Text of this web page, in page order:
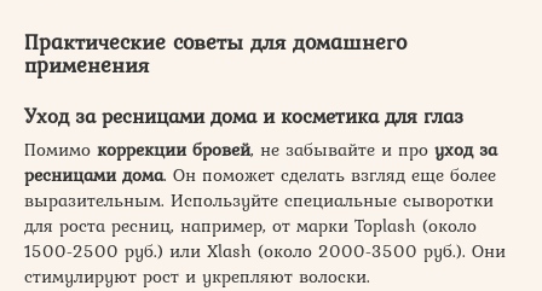
Практические советы для домашнего
применения
Уход за ресницами дома и косметика для глаз
Помимо коррекции бровей, не забывайте и про уход за
ресницами дома. Он поможет сделать взгляд еще более
выразительным. Используйте специальные сыворотки
для роста ресниц, например, от марки Toplash (около
1500-2500 руб.) или Xlash (около 2000-3500 руб.). Они
стимулируют рост и укрепляют волоски.